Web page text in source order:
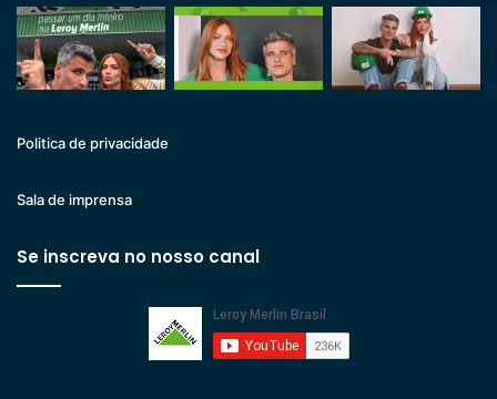
Politica de privacidade
Sala de imprensa
Se inscreva no nosso canal